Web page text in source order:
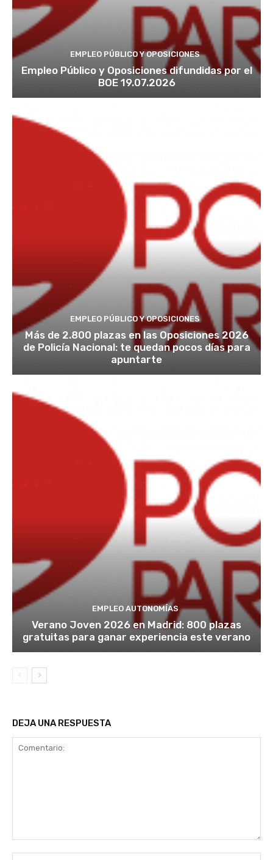
EMPLEO PÚBLICO Y OPOSICIONES
Empleo Público y Oposiciones difundidas por el
BOE 19.07.2026
EMPLEO PÚBLICO Y OPOSICIONES
Más de 2.800 plazas en las Oposiciones 2026
de Policía Nacional: te quedan pocos días para
apuntarte
EMPLEO AUTONOMÍAS
Verano Joven 2026 en Madrid: 800 plazas
gratuitas para ganar experiencia este verano
DEJA UNA RESPUESTA